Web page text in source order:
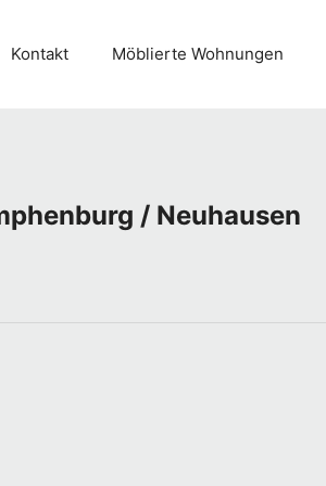
Kontakt Möblierte Wohnungen
/ Neuhausen